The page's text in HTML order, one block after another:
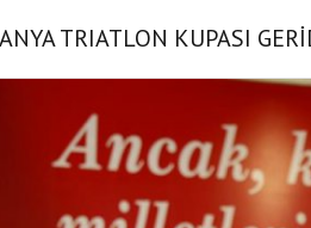
TRIATLON KUPASI